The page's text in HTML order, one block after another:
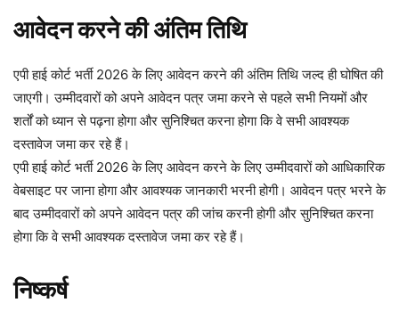
आवेदन करने की अंतिम तिथि
एपी हाई कोर्ट भर्ती 2026 के लिए आवेदन करने की अंतिम तिथि जल्द ही घोषित की
जाएगी। उम्मीदवारों को अपने आवेदन पत्र जमा करने से पहले सभी नियमों और
शर्तों को ध्यान से पढ़ना होगा और सुनिश्चित करना होगा कि वे सभी आवश्यक
दस्तावेज जमा कर रहे हैं।
एपी हाई कोर्ट भर्ती 2026 के लिए आवेदन करने के लिए उम्मीदवारों को आधिकारिक
वेबसाइट पर जाना होगा और आवश्यक जानकारी भरनी होगी। आवेदन पत्र भरने के
बाद उम्मीदवारों को अपने आवेदन पत्र की जांच करनी होगी और सुनिश्चित करना
होगा कि वे सभी आवश्यक दस्तावेज जमा कर रहे हैं।
निष्कर्ष